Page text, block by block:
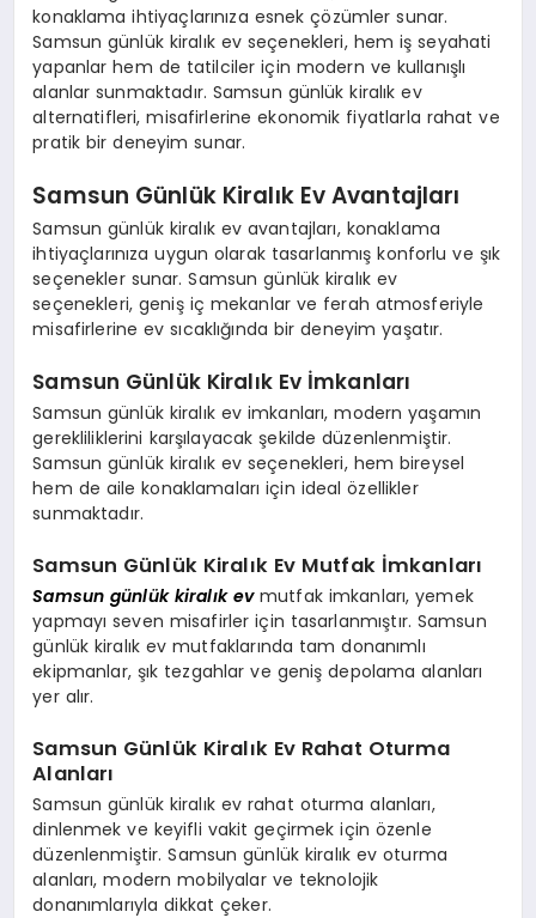
konaklama ihtiyaçlarınıza esnek çözümler sunar.
Samsun günlük kiralık ev seçenekleri, hem iş seyahati
yapanlar hem de tatilciler için modern ve kullanışlı
alanlar sunmaktadır. Samsun günlük kiralık ev
alternatifleri, misafirlerine ekonomik fiyatlarla rahat ve
pratik bir deneyim sunar.
Samsun Günlük Kiralık Ev Avantajları
Samsun günlük kiralık ev avantajları, konaklama
ihtiyaçlarınıza uygun olarak tasarlanmış konforlu ve şık
seçenekler sunar. Samsun günlük kiralık ev
seçenekleri, geniş iç mekanlar ve ferah atmosferiyle
misafirlerine ev sıcaklığında bir deneyim yaşatır.
Samsun Günlük Kiralık Ev İmkanları
Samsun günlük kiralık ev imkanları, modern yaşamın
gerekliliklerini karşılayacak şekilde düzenlenmiştir.
Samsun günlük kiralık ev seçenekleri, hem bireysel
hem de aile konaklamaları için ideal özellikler
sunmaktadır.
Samsun Günlük Kiralık Ev Mutfak İmkanları
Samsun günlük kiralık evmutfak imkanları, yemek
yapmayı seven misafirler için tasarlanmıştır. Samsun
günlük kiralık ev mutfaklarında tam donanımlı
ekipmanlar, şık tezgahlar ve geniş depolama alanları
yer alır.
Samsun Günlük Kiralık Ev Rahat Oturma
Alanları
Samsun günlük kiralık ev rahat oturma alanları,
dinlenmek ve keyifli vakit geçirmek için özenle
düzenlenmiştir. Samsun günlük kiralık ev oturma
alanları, modern mobilyalar ve teknolojik
donanımlarıyla dikkat çeker.